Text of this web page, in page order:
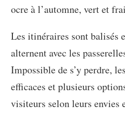
ocre à l’automne, vert et
Les itinéraires sont balisés
alternent avec les
Impossible de s’y perdre,
efficaces et plusieurs
visiteurs selon leurs envies